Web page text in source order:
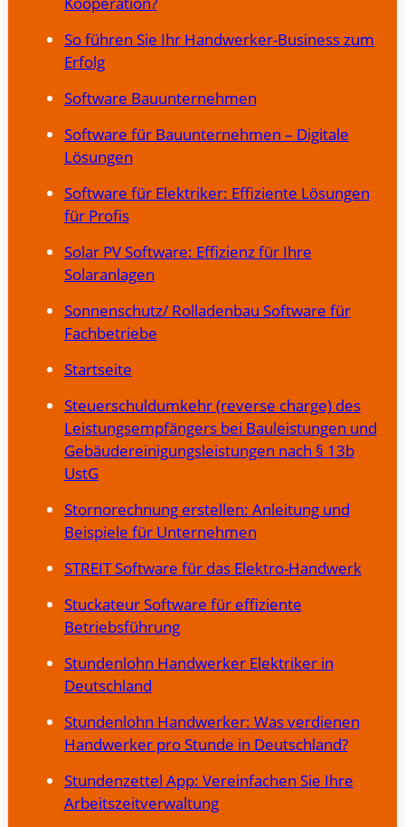
So führen Sie Ihr Handwerker-Business zum
Erfolg
Software Bauunternehmen
Software für Bauunternehmen – Digitale
Lösungen
Software für Elektriker: Effiziente Lösungen
für Profis
Solar PV Software: Effizienz für Ihre
Solaranlagen
Sonnenschutz/ Rolladenbau Software für
Fachbetriebe
Startseite
Steuerschuldumkehr (reverse charge) des
Leistungsempfängers bei Bauleistungen und
Gebäudereinigungsleistungen nach § 13b
UstG
Stornorechnung erstellen: Anleitung und
Beispiele für Unternehmen
STREIT Software für das Elektro-Handwerk
Stuckateur Software für effiziente
Betriebsführung
Stundenlohn Handwerker Elektriker in
Deutschland
Stundenlohn Handwerker: Was verdienen
Handwerker pro Stunde in Deutschland?
Stundenzettel App: Vereinfachen Sie Ihre
Arbeitszeitverwaltung